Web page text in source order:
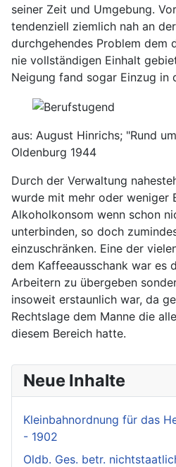
Neue Inhalte
Kleinbahnordnung für das
- 1902
Oldb. Ges. betr.
seiner Zeit und Umgebung.
tendenziell ziemlich nah an
durchgehendes Problem dem
nie vollständigen Einhalt
Neigung fand sogar Einzug in
aus: August Hinrichs; "Rund
Oldenburg 1944
Durch der Verwaltung
wurde mit mehr oder weniger
Alkoholkonsom wenn schon
unterbinden, so doch
einzuschränken. Eine der
dem Kaffeeausschank war es
Arbeitern zu übergeben
insoweit erstaunlich war, da
Rechtslage dem Manne die
diesem Bereich hatte.